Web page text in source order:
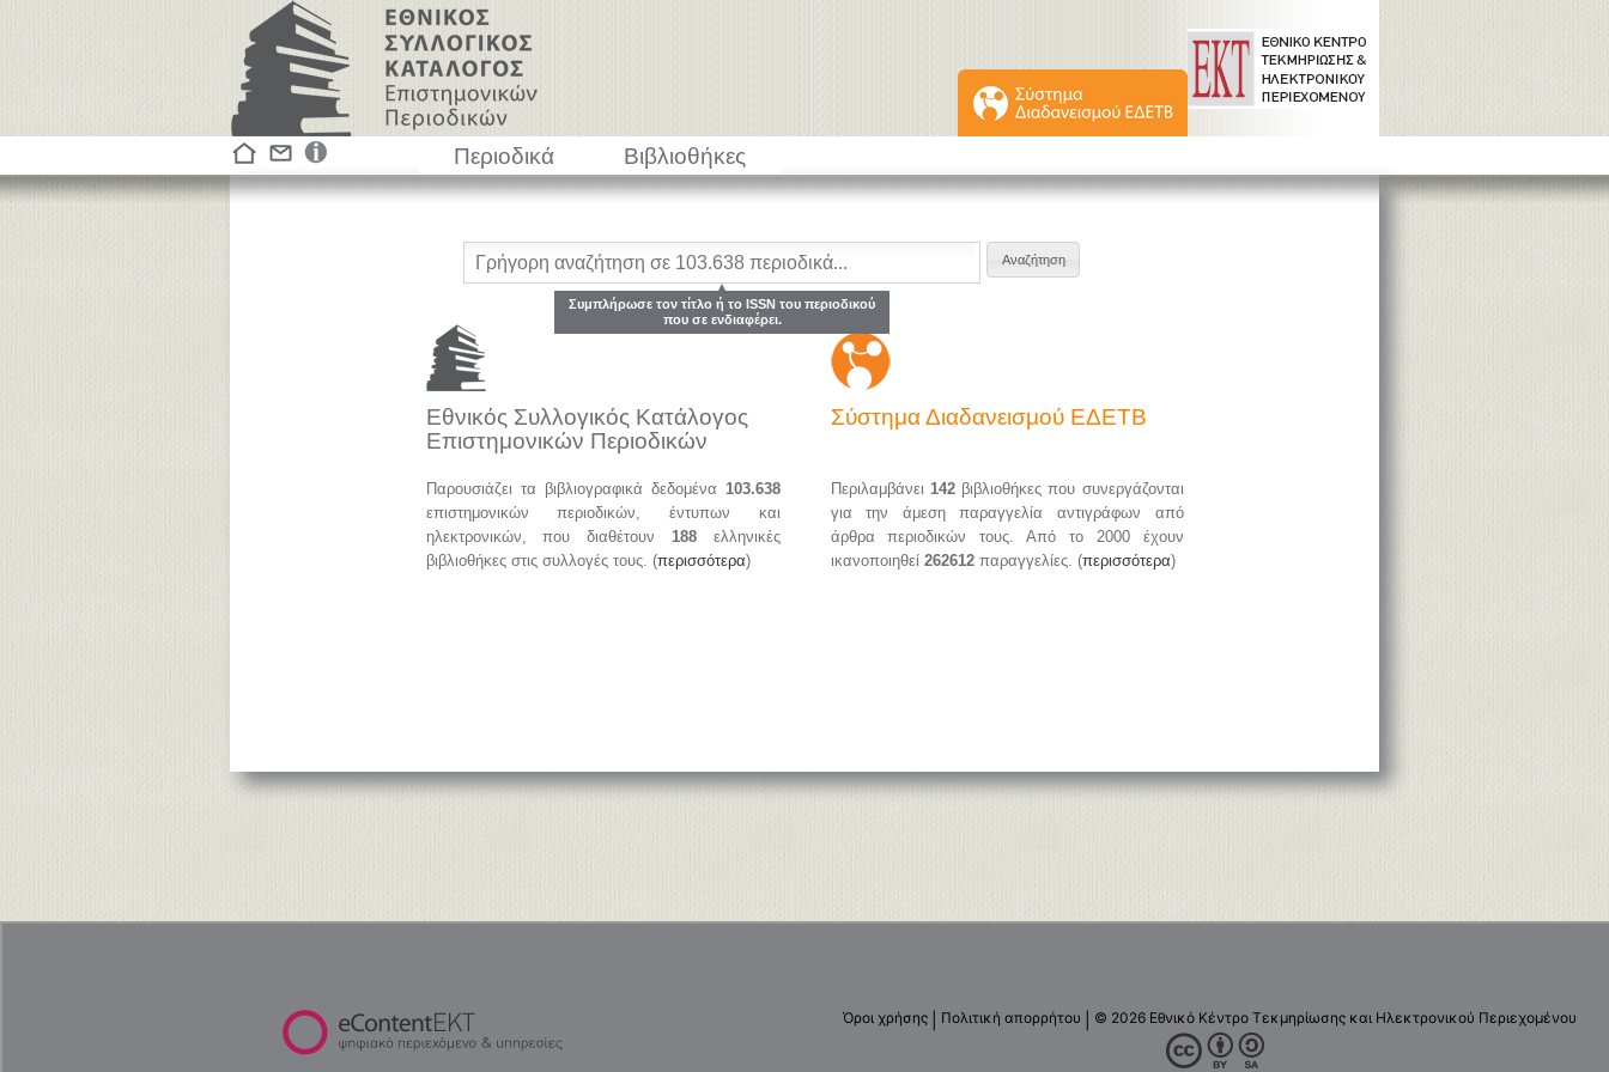
Περιοδικά Βιβλιοθήκες
Εθνικός Συλλογικός Κατάλογος
Επιστημονικών Περιοδικών
Σύστημα Διαδανεισμού ΕΔΕΤΒ
Παρουσιάζει τα βιβλιογραφικά δεδομένα 103.638
επιστημονικών περιοδικών, έντυπων και
ηλεκτρονικών, που διαθέτουν 188ελληνικές
βιβλιοθήκες στις συλλογές τους. (περισσότερα)
Περιλαμβάνει 142βιβλιοθήκες που συνεργάζονται
για την άμεση παραγγελία αντιγράφων από
άρθρα περιοδικών τους. Από το 2000 έχουν
ικανοποιηθεί 262612παραγγελίες. (περισσότερα)
Συμπλήρωσε τον τίτλο ή το ISSN του περιοδικού
που σε ενδιαφέρει.